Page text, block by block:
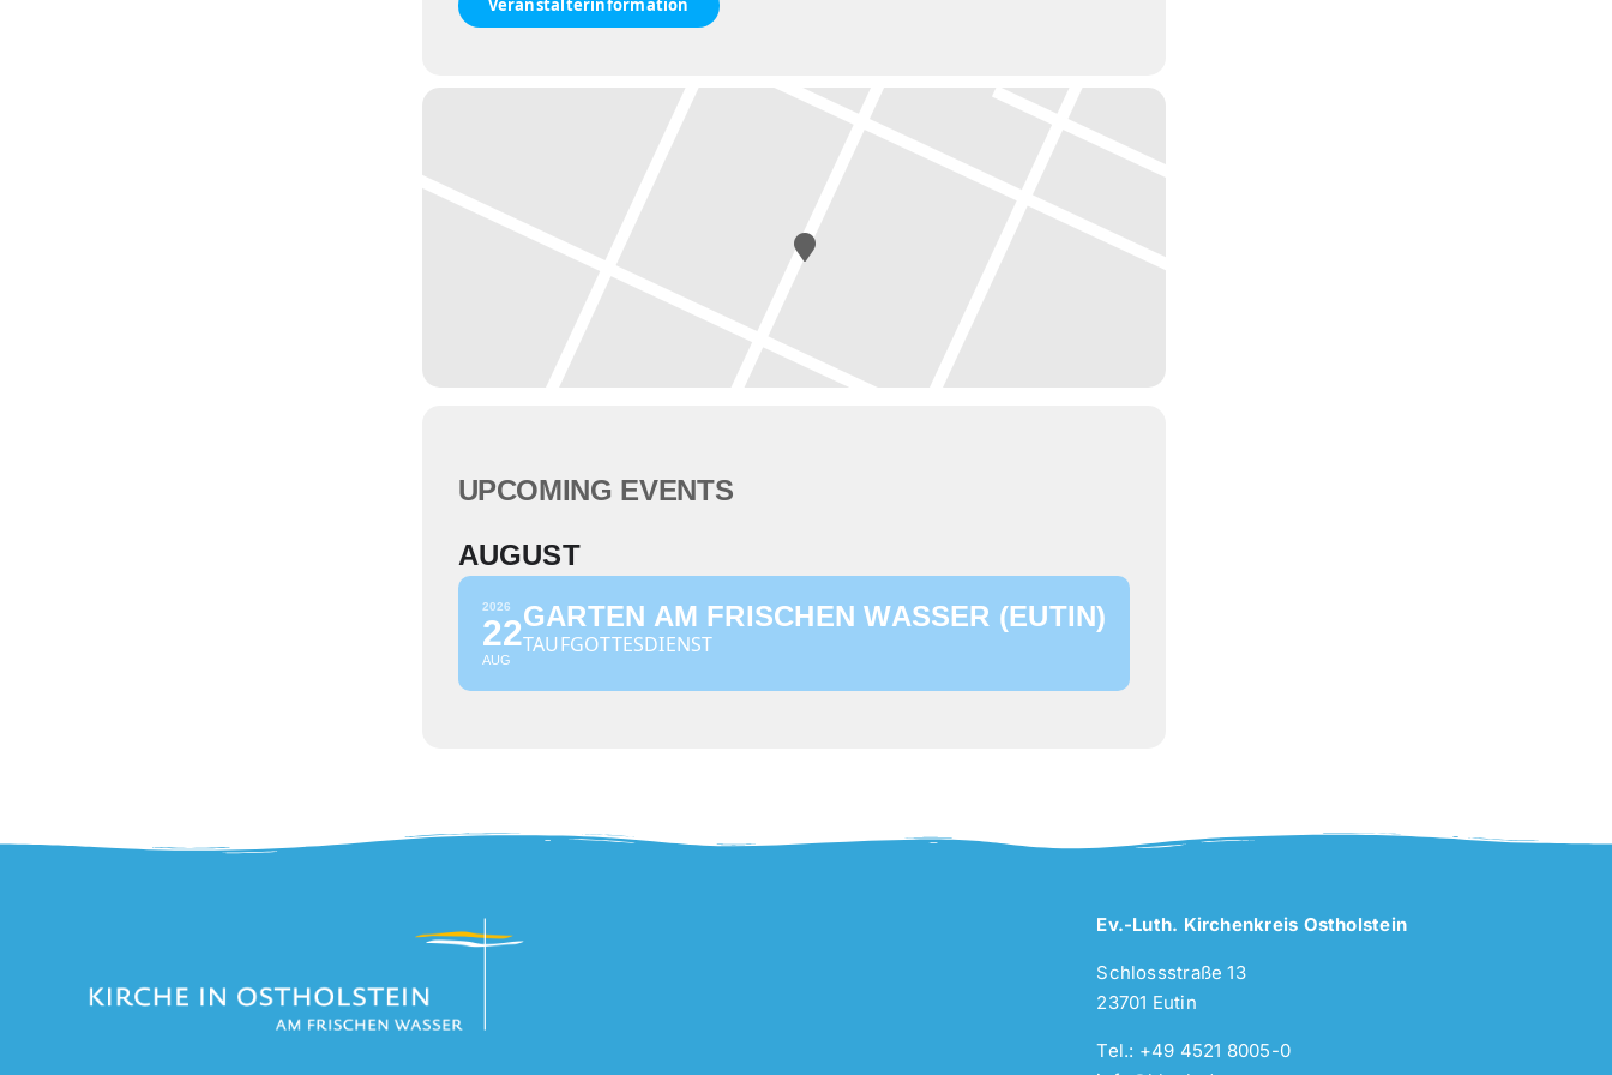
Veranstalterinformation
UPCOMING EVENTS
AUGUST
2026
22
AUG
GARTEN AM FRISCHEN WASSER (EUTIN)
TAUFGOTTESDIENST
Ev.-Luth. Kirchenkreis Ostholstein
Schlossstraße 13
23701 Eutin
Tel.: +49 4521 8005-0